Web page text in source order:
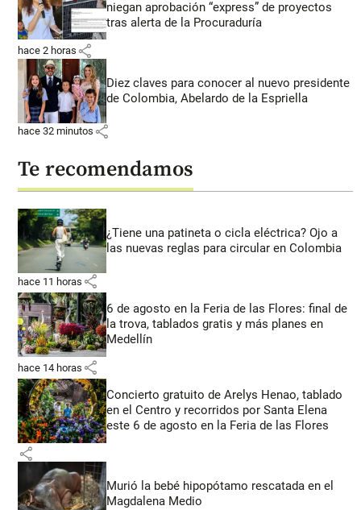
niegan aprobación “express” de proyectos
tras alerta de la Procuraduría
hace 2 horas share
Diez claves para conocer al nuevo presidente
de Colombia, Abelardo de la Espriella
hace 32 minutos share
Te recomendamos
¿Tiene una patineta o cicla eléctrica? Ojo a
las nuevas reglas para circular en Colombia
hace 11 horas share
6 de agosto en la Feria de las Flores: final de
la trova, tablados gratis y más planes en
Medellín
hace 14 horas share
Concierto gratuito de Arelys Henao, tablado
en el Centro y recorridos por Santa Elena
este 6 de agosto en la Feria de las Flores
share
Murió la bebé hipopótamo rescatada en el
Magdalena Medio